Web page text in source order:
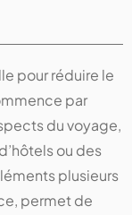
pour réduire le
par
du voyage,
ou des
plusieurs
permet de